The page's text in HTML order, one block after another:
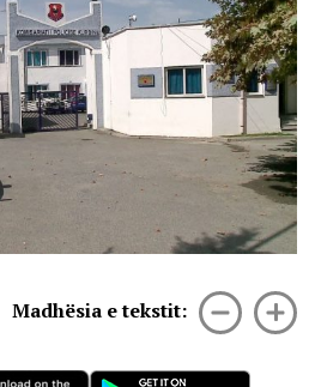
Madhësia e tekstit: